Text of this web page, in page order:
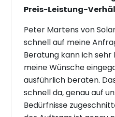
Preis-Leistung-
Peter Martens von
schnell auf meine
Beratung kann ich sehr
meine Wünsche
ausführlich beraten.
schnell da, genau auf
Bedürfnisse